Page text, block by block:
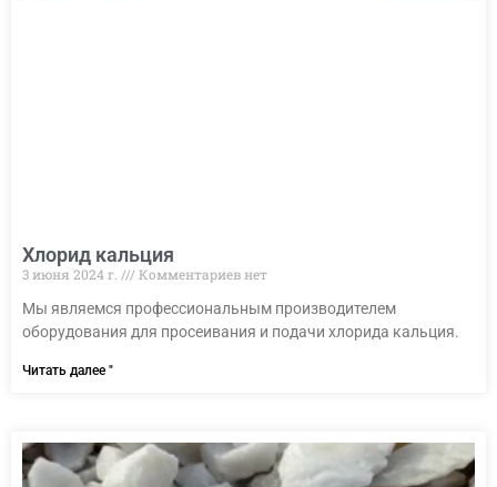
Хлорид кальция
3 июня 2024 г.
Комментариев нет
Мы являемся профессиональным производителем
оборудования для просеивания и подачи хлорида кальция.
Читать далее "